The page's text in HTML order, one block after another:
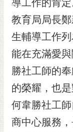
桐
花
祭
網
站
導
覽
訂
閱
導工作的肯定
教育局局長
生輔導工作
能在充滿愛
勝社工師的
的榮耀，也
何韋勝社工
商中心服務